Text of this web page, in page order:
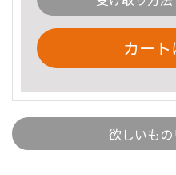
カー
欲しいも